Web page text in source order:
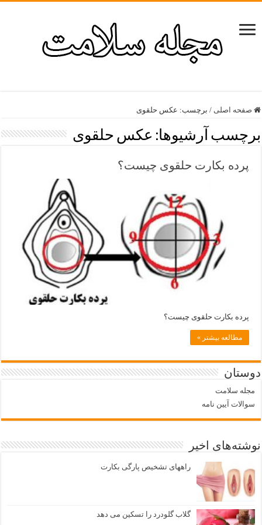
صفحه اصلی / برچسب: عکس حلقوی
برچسب آرشیوها: عکس حلقوی
پرده بکارت حلقوی چیست؟
پرده بکارت حلقوی چیست؟
مطالعه بیشتر »
دوستان
مجله سلامت
سوالات آیین نامه
نوشته‌های اخیر
راههای تشخيص پارگی بكارت
گلاب گلودرد را تسکین می دهد